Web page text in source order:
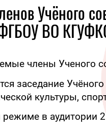
Учёного
ФГБОУ ВО
члены Ученого
заседание
культуры,
режиме в аудитории